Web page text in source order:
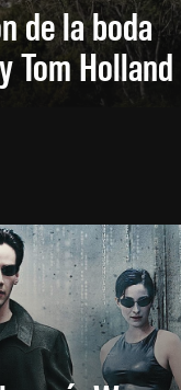
de la boda
Tom Holland